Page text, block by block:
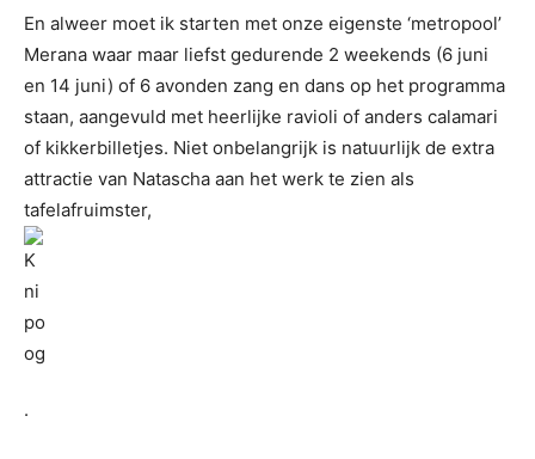
En alweer moet ik starten met onze eigenste ‘metropool’
Merana waar maar liefst gedurende 2 weekends (6 juni
en 14 juni) of 6 avonden zang en dans op het programma
staan, aangevuld met heerlijke ravioli of anders calamari
of kikkerbilletjes. Niet onbelangrijk is natuurlijk de extra
attractie van Natascha aan het werk te zien als
tafelafruimster,
.